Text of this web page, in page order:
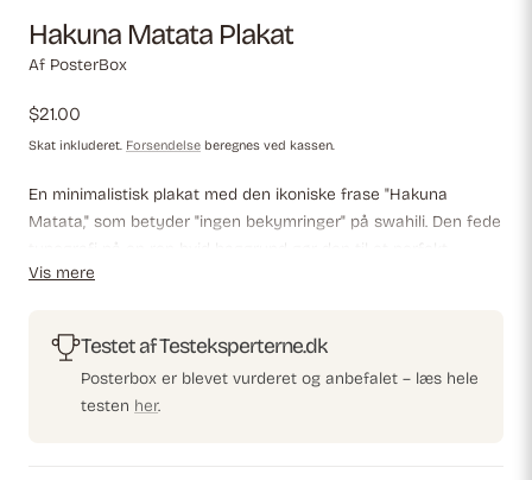
Hakuna Matata Plakat
Af PosterBox
Almindelig
pris
$21.00
Skat inkluderet. Forsendelse beregnes ved kassen.
En minimalistisk plakat med den ikoniske frase "Hakuna
Matata," som betyder "ingen bekymringer" på swahili. Den fede
motiverende indretningselement, der opmuntrer til et
Vis mere
Testet af Testeksperterne.dk
Posterbox er blevet vurderet og anbefalet – læs hele
testen her.